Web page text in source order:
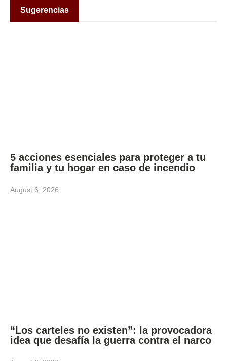
Sugerencias
5 acciones esenciales para proteger a tu
familia y tu hogar en caso de incendio
August 6, 2026
“Los carteles no existen”: la provocadora
idea que desafía la guerra contra el narco